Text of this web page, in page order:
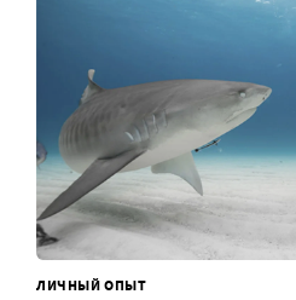
ЛИЧНЫЙ ОПЫТ